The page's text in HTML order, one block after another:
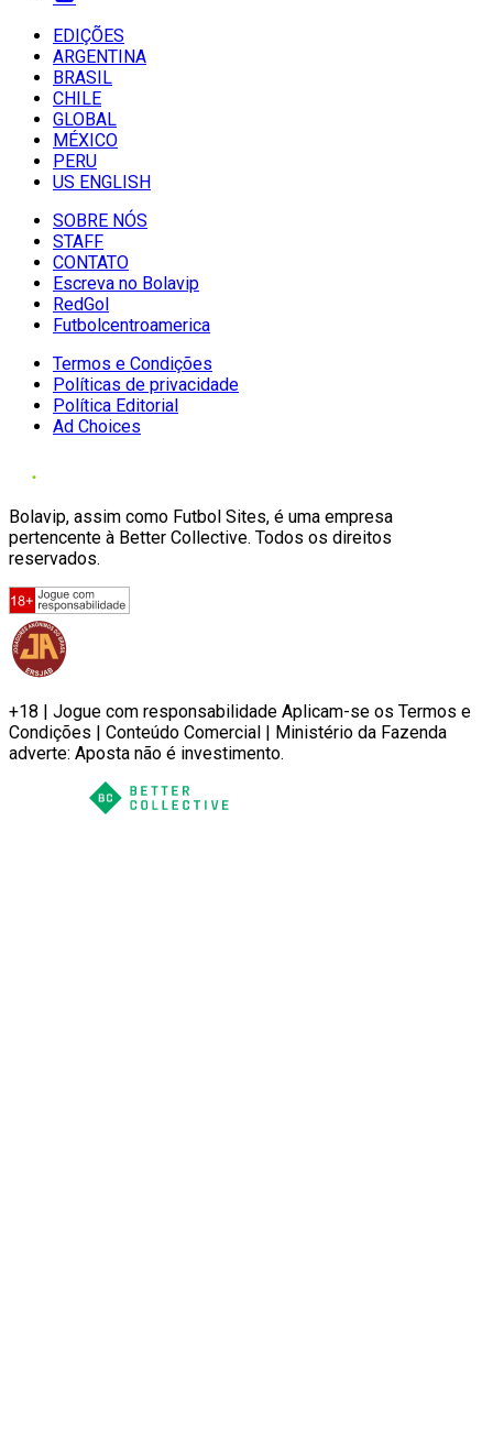
EDIÇÕES
ARGENTINA
BRASIL
CHILE
GLOBAL
MÉXICO
PERU
US ENGLISH
SOBRE NÓS
STAFF
CONTATO
Escreva no Bolavip
RedGol
Futbolcentroamerica
Termos e Condições
Políticas de privacidade
Política Editorial
Ad Choices
Bolavip, assim como Futbol Sites, é uma empresa
pertencente à Better Collective. Todos os direitos
reservados.
+18 | Jogue com responsabilidade Aplicam-se os Termos e
Condições | Conteúdo Comercial | Ministério da Fazenda
adverte: Aposta não é investimento.